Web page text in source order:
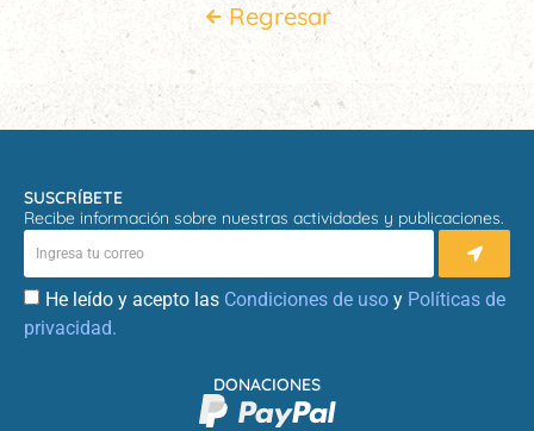
Regresar
SUSCRÍBETE
Recibe información sobre nuestras actividades y publicaciones.
He leído y acepto las Condiciones de uso y Políticas de
privacidad.
DONACIONES